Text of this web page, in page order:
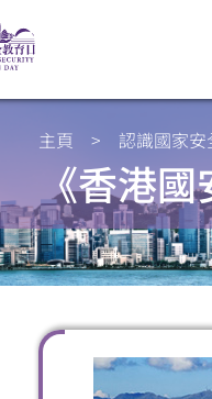
主頁 > 認識國家安
《香港